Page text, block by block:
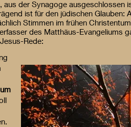
der Synagoge ausgeschlossen
ist für den jüdischen
Stimmen im frühen
des Matthäus-Evangeliums
Rede: